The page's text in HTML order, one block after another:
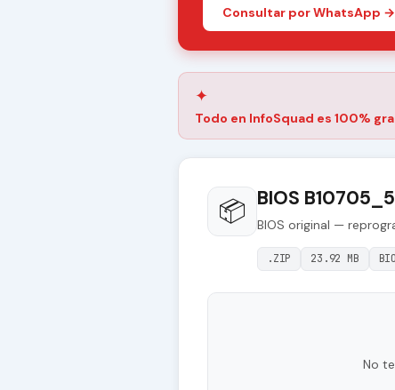
Consultar por WhatsApp →
✦
Todo en InfoSquad es 100%
📦 BIOS
BIOS original —
.ZIP 23.92 MB
No